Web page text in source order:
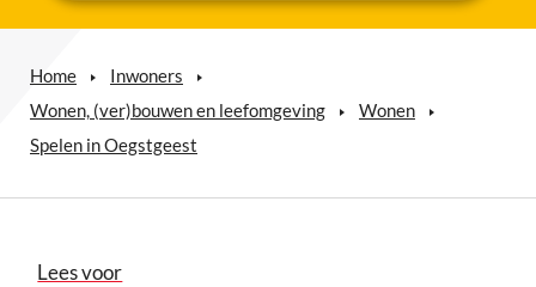
Home
Inwoners
Wonen, (ver)bouwen en leefomgeving
Wonen
Spelen in Oegstgeest
Lees voor